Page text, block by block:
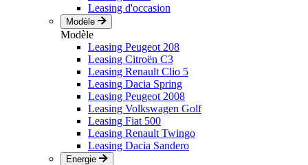
Leasing d'occasion
Modèle
Modèle
Leasing Peugeot 208
Leasing Citroën C3
Leasing Renault Clio 5
Leasing Dacia Spring
Leasing Peugeot 2008
Leasing Volkswagen Golf
Leasing Fiat 500
Leasing Renault Twingo
Leasing Dacia Sandero
Energie